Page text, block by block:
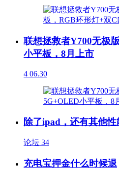
联想拯救者Y700无极
小平板，8月上市
4 06.30
除了ipad，还有其他
论坛 34
充电宝押金什么时候退